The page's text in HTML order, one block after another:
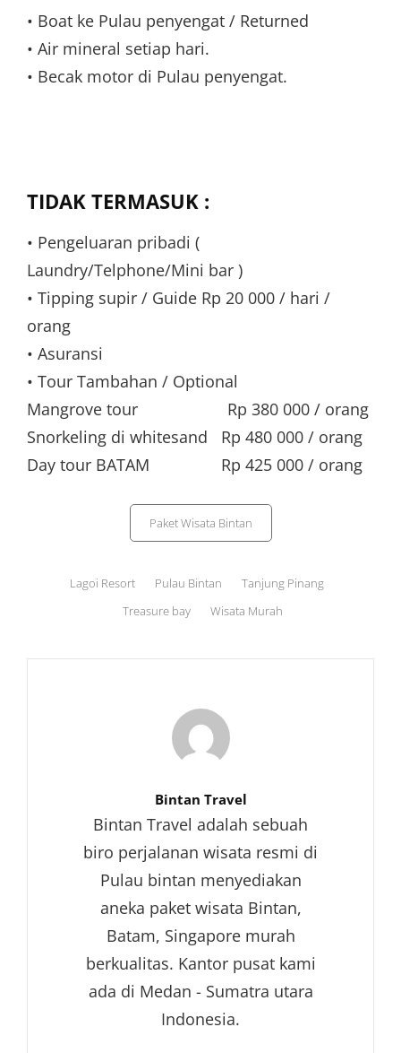
• Boat ke Pulau penyengat / Returned
• Air mineral setiap hari.
• Becak motor di Pulau penyengat.
TIDAK TERMASUK :
• Pengeluaran pribadi (
Laundry/Telphone/Mini bar )
• Tipping supir / Guide Rp 20 000 / hari /
orang
• Asuransi
• Tour Tambahan / Optional
Mangrove tour Rp 380 000 / orang
Snorkeling di whitesand Rp 480 000 / orang
Day tour BATAM Rp 425 000 / orang
Categories
Paket Wisata Bintan
Tags,
Lagoi Resort Pulau Bintan
Tanjung Pinang
Treasure bay
Wisata Murah
Author:
Bintan Travel
Bintan Travel adalah sebuah
biro perjalanan wisata resmi di
Pulau bintan menyediakan
aneka paket wisata Bintan,
Batam, Singapore murah
berkualitas. Kantor pusat kami
ada di Medan - Sumatra utara
Indonesia.